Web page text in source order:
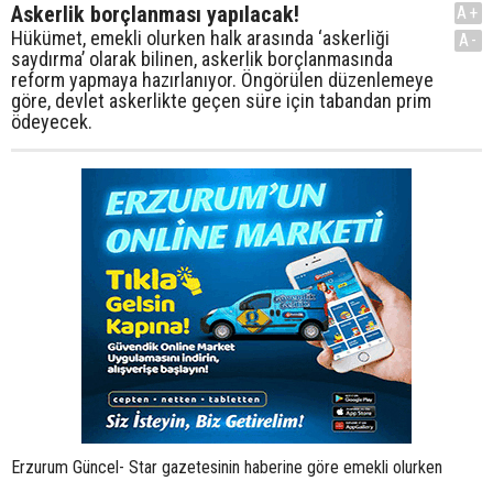
Askerlik borçlanması yapılacak!
Hükümet, emekli olurken halk arasında ‘askerliği
saydırma’ olarak bilinen, askerlik borçlanmasında
reform yapmaya hazırlanıyor. Öngörülen düzenlemeye
göre, devlet askerlikte geçen süre için tabandan prim
ödeyecek.
A+
A-
Erzurum Güncel- Star gazetesinin haberine göre emekli olurken